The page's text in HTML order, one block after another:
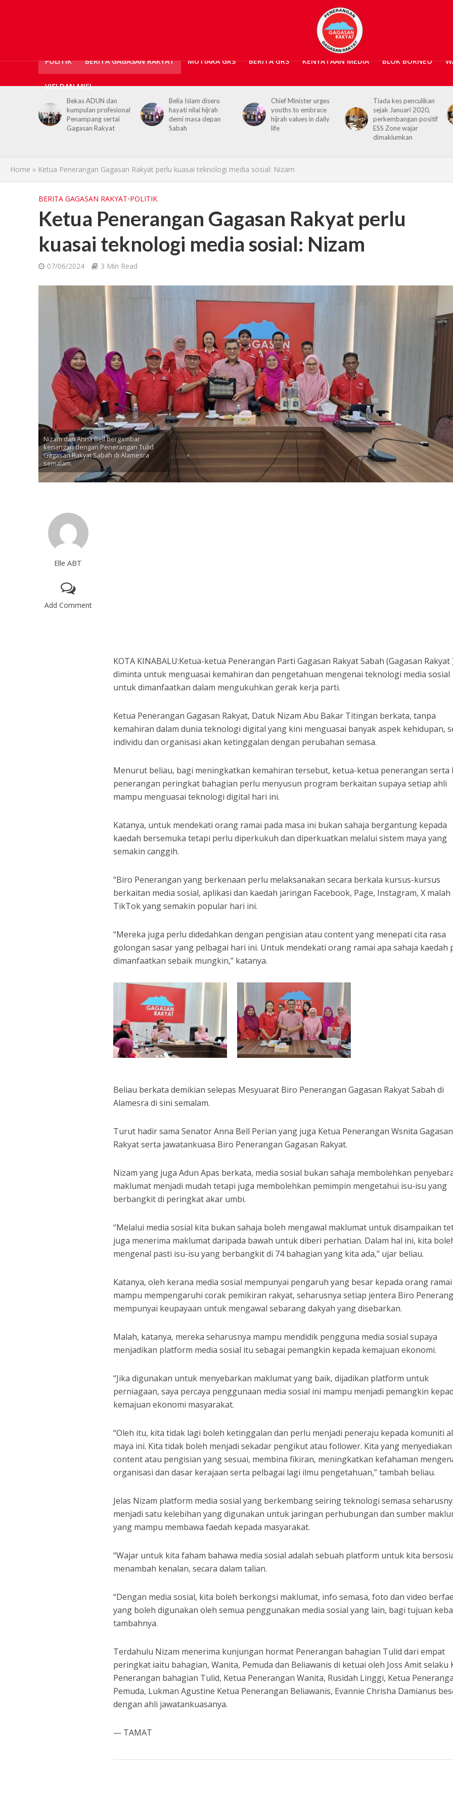
POLITIK BERITA GAGASAN RAKYAT MUTIARA GRS BERITA GRS KENYATAAN MEDIA BLOK BORNEO
VISI DAN MISI
Bekas ADUN dan
kumpulan profesional
Penampang sertai
Gagasan Rakyat
Belia Islam diseru
hayati nilai hijrah
demi masa depan
Sabah
Chief Minister urges
youths to embrace
hijrah values in daily
life
Tiada kes penculikan
sejak Januari 2020,
perkembangan positif
ESS Zone wajar
dimaklumkan
Home » Ketua Penerangan Gagasan Rakyat perlu kuasai teknologi media sosial: Nizam
BERITA GAGASAN RAKYAT•POLITIK
Ketua Penerangan Gagasan Rakyat perlu
kuasai teknologi media sosial: Nizam
07/06/2024 3 Min Read
Nizam dan Anna Bell bergambar
kenangan dengan Penerangan Tulid
Gagasan Rakyat Sabah di Alamesra
semalam.
Elle ABT
Add Comment
KOTA KINABALU:Ketua-ketua Penerangan Parti Gagasan Rakyat Sabah (Gagasan Rakyat
diminta untuk menguasai kemahiran dan pengetahuan mengenai teknologi media sosial
untuk dimanfaatkan dalam mengukuhkan gerak kerja parti.
Ketua Penerangan Gagasan Rakyat, Datuk Nizam Abu Bakar Titingan berkata, tanpa
kemahiran dalam dunia teknologi digital yang kini menguasai banyak aspek kehidupan,
individu dan organisasi akan ketinggalan dengan perubahan semasa.
Menurut beliau, bagi meningkatkan kemahiran tersebut, ketua-ketua penerangan serta
penerangan peringkat bahagian perlu menyusun program berkaitan supaya setiap ahli
mampu menguasai teknologi digital hari ini.
Katanya, untuk mendekati orang ramai pada masa ini bukan sahaja bergantung kepada
kaedah bersemuka tetapi perlu diperkukuh dan diperkuatkan melalui sistem maya yang
semakin canggih.
“Biro Penerangan yang berkenaan perlu melaksanakan secara berkala kursus-kursus
berkaitan media sosial, aplikasi dan kaedah jaringan Facebook, Page, Instagram, X malah
TikTok yang semakin popular hari ini.
“Mereka juga perlu didedahkan dengan pengisian atau content yang menepati cita rasa
golongan sasar yang pelbagai hari ini. Untuk mendekati orang ramai apa sahaja kaedah
dimanfaatkan sebaik mungkin,” katanya.
Beliau berkata demikian selepas Mesyuarat Biro Penerangan Gagasan Rakyat Sabah di
Alamesra di sini semalam.
Turut hadir sama Senator Anna Bell Perian yang juga Ketua Penerangan Wsnita Gagasan
Rakyat serta jawatankuasa Biro Penerangan Gagasan Rakyat.
Nizam yang juga Adun Apas berkata, media sosial bukan sahaja membolehkan
maklumat menjadi mudah tetapi juga membolehkan pemimpin mengetahui isu-isu yang
berbangkit di peringkat akar umbi.
“Melalui media sosial kita bukan sahaja boleh mengawal maklumat untuk disampaikan
juga menerima maklumat daripada bawah untuk diberi perhatian. Dalam hal ini, kita
mengenal pasti isu-isu yang berbangkit di 74 bahagian yang kita ada,” ujar beliau.
Katanya, oleh kerana media sosial mempunyai pengaruh yang besar kepada orang
mampu mempengaruhi corak pemikiran rakyat, seharusnya setiap jentera Biro
mempunyai keupayaan untuk mengawal sebarang dakyah yang disebarkan.
Malah, katanya, mereka seharusnya mampu mendidik pengguna media sosial supaya
menjadikan platform media sosial itu sebagai pemangkin kepada kemajuan ekonomi.
“Jika digunakan untuk menyebarkan maklumat yang baik, dijadikan platform untuk
perniagaan, saya percaya penggunaan media sosial ini mampu menjadi pemangkin
kemajuan ekonomi masyarakat.
“Oleh itu, kita tidak lagi boleh ketinggalan dan perlu menjadi peneraju kepada komuniti
maya ini. Kita tidak boleh menjadi sekadar pengikut atau follower. Kita yang menyediakan
content atau pengisian yang sesuai, membina fikiran, meningkatkan kefahaman
organisasi dan dasar kerajaan serta pelbagai lagi ilmu pengetahuan,” tambah beliau.
Jelas Nizam platform media sosial yang berkembang seiring teknologi semasa
menjadi satu kelebihan yang digunakan untuk jaringan perhubungan dan sumber
yang mampu membawa faedah kepada masyarakat.
“Wajar untuk kita faham bahawa media sosial adalah sebuah platform untuk kita
menambah kenalan, secara dalam talian.
“Dengan media sosial, kita boleh berkongsi maklumat, info semasa, foto dan video
yang boleh digunakan oleh semua penggunakan media sosial yang lain, bagi tujuan
tambahnya.
Terdahulu Nizam menerima kunjungan hormat Penerangan bahagian Tulid dari empat
peringkat iaitu bahagian, Wanita, Pemuda dan Beliawanis di ketuai oleh Joss Amit selaku
Penerangan bahagian Tulid, Ketua Penerangan Wanita, Rusidah Linggi, Ketua
Pemuda, Lukman Agustine Ketua Penerangan Beliawanis, Evannie Chrisha Damianus
dengan ahli jawatankuasanya.
— TAMAT